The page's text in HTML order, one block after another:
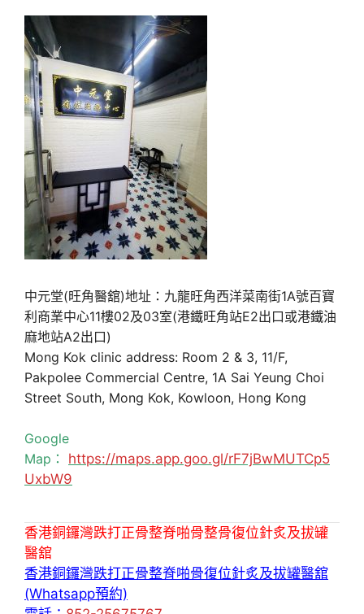
中元堂(旺角醫舘)地址：九龍旺角西洋菜南街1A號百寶
利商業中心11樓02及03室(港鐵旺角站E2出口或港鐵油
麻地站A2出口)
Mong Kok clinic address: Room 2 & 3, 11/F,
Pakpolee Commercial Centre, 1A Sai Yeung Choi
Street South, Mong Kok, Kowloon, Hong Kong
Google
Map： https://maps.app.goo.gl/rF7jBwMUTCp5
UxbW9
香港銅鑼灣跌打正骨整脊啪骨整骨復位針炙及拔罐
醫舘
香港銅鑼灣跌打正骨整脊啪骨復位針炙及拔罐醫舘
(Whatsapp預約)